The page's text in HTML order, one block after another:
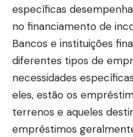
específicas
no financiamento de
Bancos e instituições
diferentes tipos de
necessidades
eles, estão os
terrenos e aqueles
empréstimos